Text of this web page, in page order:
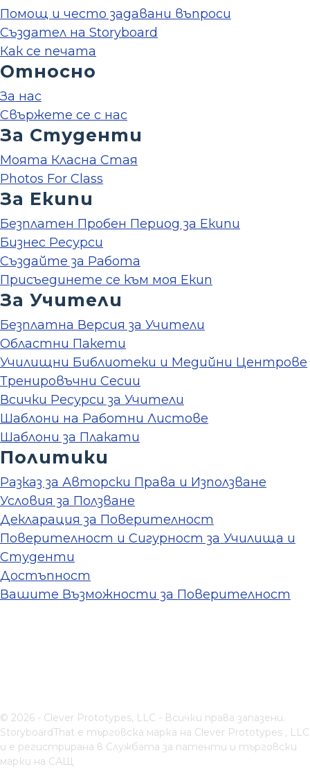
Помощ и често задавани въпроси
Създател на Storyboard
Как се печата
Относно
За нас
Свържете се с нас
За Студенти
Моята Класна Стая
Photos For Class
За Екипи
Безплатен Пробен Период за Екипи
Бизнес Ресурси
Създайте за Работа
Присъединете се към моя Екип
За Учители
Безплатна Версия за Учители
Областни Пакети
Училищни Библиотеки и Медийни Центрове
Тренировъчни Сесии
Всички Ресурси за Учители
Шаблони на Работни Листове
Шаблони за Плакати
Политики
Разказ за Авторски Права и Използване
Условия за Ползване
Декларация за Поверителност
Поверителност и Сигурност за Училища и
Студенти
Достъпност
Вашите Възможности за Поверителност
© 2026 - Clever Prototypes, LLC - Всички права запазени.
StoryboardThat е търговска марка на Clever Prototypes , LLC
и е регистрирана в Службата за патенти и търговски
марки на САЩ